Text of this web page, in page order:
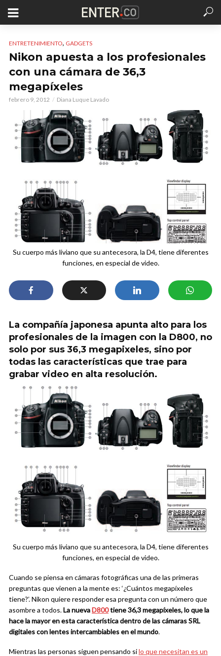
ENTRETENIMIENTO, GADGETS
Nikon apuesta a los profesionales
con una cámara de 36,3
megapíxeles
febrero 9, 2012 Diana Luque Lavado
Su cuerpo más liviano que su antecesora, la D4, tiene diferentes
funciones, en especial de video.
La compañía japonesa apunta alto para los
profesionales de la imagen con la D800, no
solo por sus 36,3 megapixeles, sino por
todas las características que trae para
grabar video en alta resolución.
Su cuerpo más liviano que su antecesora, la D4, tiene diferentes
funciones, en especial de video.
Cuando se piensa en cámaras fotográficas una de las primeras
preguntas que vienen a la mente es: ‘¿Cuántos megapíxeles
tiene?’. Nikon quiere responder esa pregunta con un número que
asombre a todos.La nuevaD800tiene 36,3 megapíxeles, lo que la
hace la mayor en esta característica dentro de las cámaras SRL
digitales con lentes intercambiables en el mundo.
Mientras las personas siguen pensando silo que necesitan es un